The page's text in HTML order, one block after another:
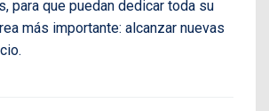
para que puedan dedicar toda su
más importante: alcanzar nuevas